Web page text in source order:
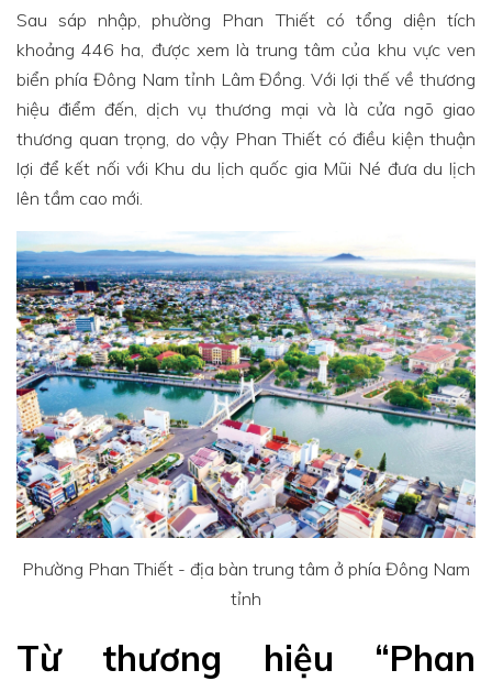
Sau sáp nhập, phường Phan Thiết có tổng diện tích
khoảng 446 ha, được xem là trung tâm của khu vực ven
biển phía Đông Nam tỉnh Lâm Đồng. Với lợi thế về thương
hiệu điểm đến, dịch vụ thương mại và là cửa ngõ giao
thương quan trọng, do vậy Phan Thiết có điều kiện thuận
lợi để kết nối với Khu du lịch quốc gia Mũi Né đưa du lịch
lên tầm cao mới.
Phường Phan Thiết - địa bàn trung tâm ở phía Đông Nam
tỉnh
Từ thương hiệu “Phan